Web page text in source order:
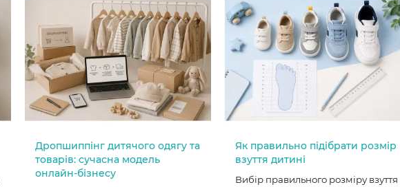
Дропшиппінг дитячого одягу та
товарів: сучасна модель
онлайн-бізнесу
Як правильно підібрати розмір
взуття дитині
Вибір правильного розміру взуття